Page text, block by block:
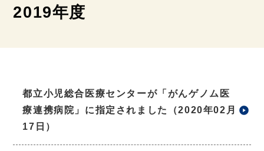
2019年度
都立小児総合医療センターが「がんゲノム医
療連携病院」に指定されました（2020年02月
17日）